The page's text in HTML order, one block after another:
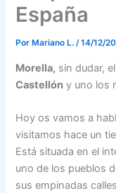
España
Por Mariano L./14/12/
Morella, sin dudar,
Castellón y uno los
Hoy os vamos a
visitamos hace un
Está situada en el
uno de los pueblos
sus empinadas